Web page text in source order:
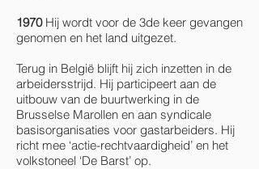
1970Hij wordt voor de 3de keer gevangen
genomen en het land uitgezet.
Terug in België blijft hij zich inzetten in de
arbeidersstrijd. Hij participeert aan de
uitbouw van de buurtwerking in de
Brusselse Marollen en aan syndicale
basisorganisaties voor gastarbeiders. Hij
richt mee ‘actie-rechtvaardigheid’ en het
volkstoneel ‘De Barst’ op.